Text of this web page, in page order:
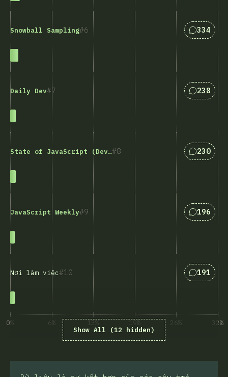
6
Snowball Sampling Answers
334
7
Daily Dev Answers
238
8
State of JavaScript (Devographics) 230
9
JavaScript Weekly Answers
196
10
Nơi làm việc Answers
191
Show All (12 hidden)
0% 6% 13% 19% 26% 32%